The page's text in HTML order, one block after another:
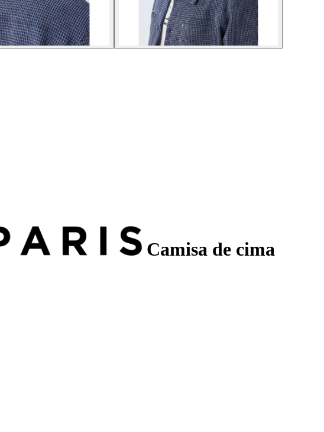
Camisa de cima